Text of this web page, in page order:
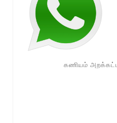
கணியம்